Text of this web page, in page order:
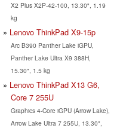
X2 Plus X2P-42-100, 13.30", 1.19
kg
Lenovo ThinkPad X9-15p
Arc B390 Panther Lake iGPU,
Panther Lake Ultra X9 388H,
15.30", 1.5 kg
Lenovo ThinkPad X13 G6,
Core 7 255U
Graphics 4-Core iGPU (Arrow Lake),
Arrow Lake Ultra 7 255U, 13.30",